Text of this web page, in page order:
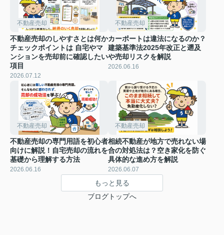
不動産売却
不動産売却のしやすさとは何か
チェックポイントは 自宅やマ
ンションを売却前に確認したい
項目
2026.07.12
不動産売却
カーポートは違法になるのか？
建築基準法2025年改正と遡及
や売却リスクを解説
2026.06.16
不動産売却
不動産売却の専門用語を初心者
向けに解説！自宅売却の流れを
基礎から理解する方法
2026.06.16
不動産売却
相続不動産が地方で売れない場
合の対処法は？空き家化を防ぐ
具体的な進め方を解説
2026.06.07
もっと見る
ブログトップへ